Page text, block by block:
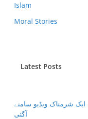
Islam
Moral Stories
Latest Posts
ایک شرمناک ویڈیو سامنے
آگئی